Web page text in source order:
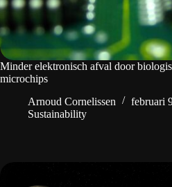
Minder elektronisch afval door
microchips
Arnoud Cornelissen
februari
Sustainability